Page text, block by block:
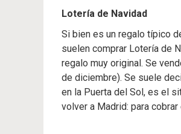
Lotería de Navidad
Si bien es un regalo típico
suelen comprar Lotería de
regalo muy original. Se
de diciembre). Se suele
en la Puerta del Sol, es el
volver a Madrid: para